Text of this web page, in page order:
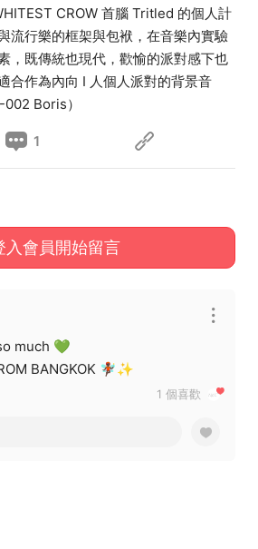
CROW 首腦 Tritled 的個人計
流行樂的框架與包袱，在音樂內實驗
，既傳統也現代，歡愉的派對感下也
合作為內向 I 人個人派對的背景音
Boris）
1
入會員開始留言
much 💚
BANGKOK 🧚🏿✨
1 個喜歡